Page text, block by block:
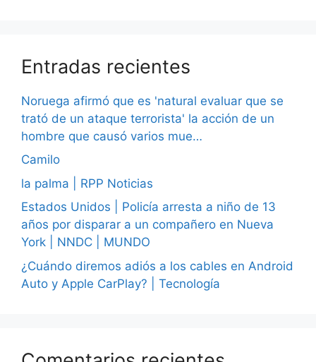
Entradas recientes
Noruega afirmó que es 'natural evaluar que se
trató de un ataque terrorista' la acción de un
hombre que causó varios mue…
Camilo
la palma | RPP Noticias
Estados Unidos | Policía arresta a niño de 13
años por disparar a un compañero en Nueva
York | NNDC | MUNDO
¿Cuándo diremos adiós a los cables en Android
Auto y Apple CarPlay? | Tecnología